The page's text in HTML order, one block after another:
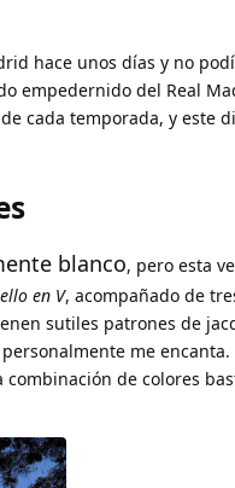
hace unos días y no
empedernido del Real
cada temporada, y este
blanco, pero esta
en V, acompañado de
sutiles patrones de
me encanta.
de colores